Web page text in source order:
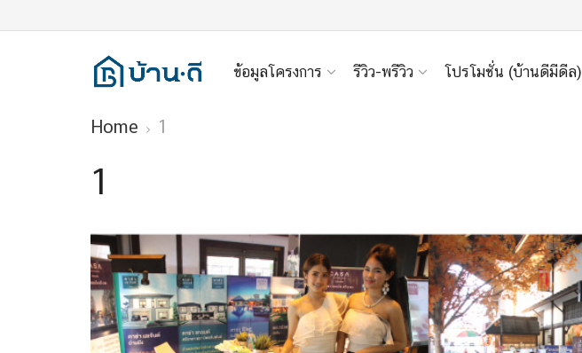
ข้อมูลโครงการ รีวิว-พรีวิว โปรโมชั่น (บ้านดีมีดีล)
Home 1
1